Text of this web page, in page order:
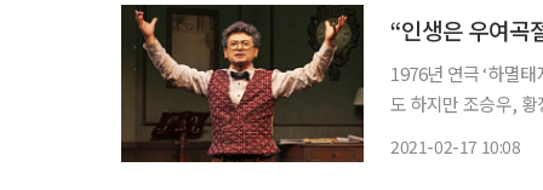
“인생은 우여곡
1976년 연극 ‘하멸
도 하지만 조승우,
2021-02-17 10:08